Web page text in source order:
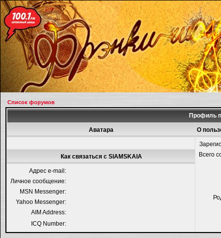
Список форумов
Профиль
Аватара О
Всего
Как связаться с SIAMSKAIA
Адрес e-mail:
Личное сообщение:
MSN Messenger:
Yahoo Messenger:
AIM Address:
ICQ Number: